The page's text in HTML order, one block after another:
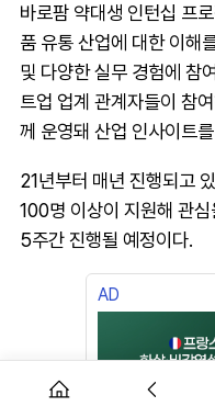
바로팜 약대생 인턴십 프
품 유통 산업에 대한 이해
및 다양한 실무 경험에 참
트업 업계 관계자들이 참
께 운영돼 산업 인사이트
21년부터 매년 진행되고
100명 이상이 지원해 관
5주간 진행될 예정이다.
AD